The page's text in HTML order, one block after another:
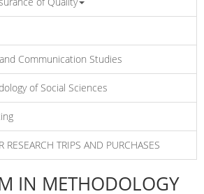
Communication Studies
of Social Sciences
TRIPS AND PURCHASES
IN METHODOLOGY